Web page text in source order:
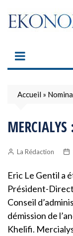
content
Accueil »
La Rédaction
Eric Le Gentil a
Président-
Conseil
démission de
Khelifi.